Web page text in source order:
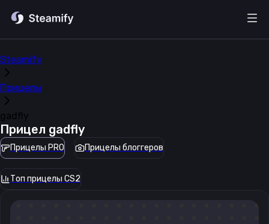
Steamify
Прицелы
gadfly
Прицел gadfly
Прицелы PRO Прицелы блоггеров
Топ прицелы CS2